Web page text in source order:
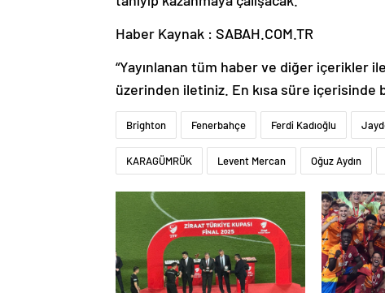
Haber Kaynak : SABAH.COM.TR
“Yayınlanan tüm haber ve diğer içerikler
üzerinden iletiniz. En kısa süre içerisinde
Brighton Fenerbahçe Ferdi Kadıoğlu
KARAGÜMRÜK Levent Mercan Oğuz Aydın